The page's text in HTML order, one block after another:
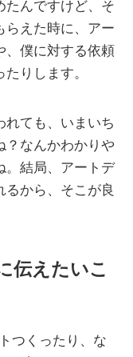
たんですけど、そ
らえた時に、アー
、僕に対する依頼
りします。
れても、いまいち
？なんかわかりや
。結局、アートデ
るから、そこが良
伝えたいこ
つくったり、な